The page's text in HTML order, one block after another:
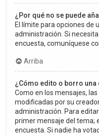
¿Por qué no se puede
El límite para opciones de
administración. Si
encuesta, comuníquese
Arriba
¿Cómo edito o borro una
Como en los mensajes,
modificadas por su
administración. Para
primer mensaje del tema;
encuesta. Si nadie ha